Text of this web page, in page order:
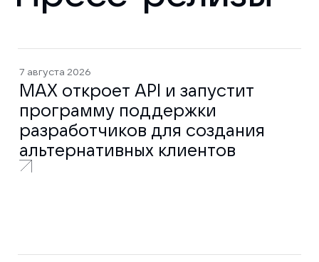
7 августа 2026
MAX откроет API и запустит
программу поддержки
разработчиков для создания
альтернативных клиентов